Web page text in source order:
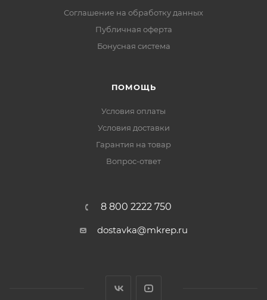
Соглашение на обработку данных
Публичная оферта
Бонусная система
ПОМОЩЬ
Условия оплаты
Условия доставки
Гарантия на товар
Вопрос-ответ
8 800 2222 750
dostavka@mkrep.ru